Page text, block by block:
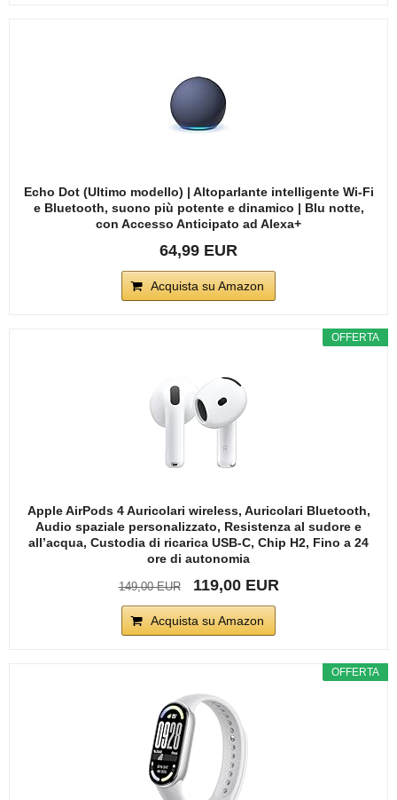
Echo Dot (Ultimo modello) | Altoparlante intelligente Wi-Fi
e Bluetooth, suono più potente e dinamico | Blu notte,
con Accesso Anticipato ad Alexa+
64,99 EUR
Acquista su Amazon
OFFERTA
Apple AirPods 4 Auricolari wireless, Auricolari Bluetooth,
Audio spaziale personalizzato, Resistenza al sudore e
all’acqua, Custodia di ricarica USB-C, Chip H2, Fino a 24
ore di autonomia
149,00 EUR 119,00 EUR
Acquista su Amazon
OFFERTA